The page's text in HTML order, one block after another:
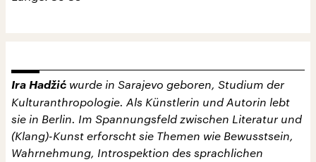
Ira Hadžić wurde in Sarajevo geboren, Studium der
Kulturanthropologie. Als Künstlerin und Autorin lebt
sie in Berlin. Im Spannungsfeld zwischen Literatur und
(Klang)-Kunst erforscht sie Themen wie Bewusstsein,
Wahrnehmung, Introspektion des sprachlichen